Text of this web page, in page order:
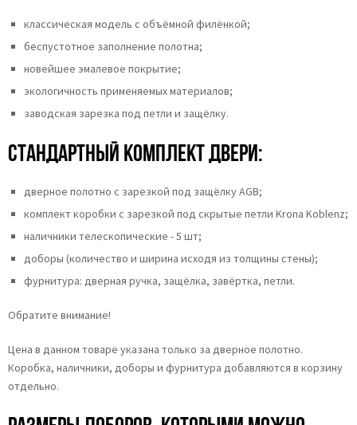
классическая модель с объёмной филёнкой;
беспустотное заполнение полотна;
новейшее эмалевое покрытие;
экологичность применяемых материалов;
заводская зарезка под петли и защёлку.
Стандартный комплект двери:
дверное полотно с зарезкой под защёлку AGB;
комплект коробки с зарезкой под скрытые петли Krona Koblenz;
наличники телескопические - 5 шт;
доборы (количество и ширина исходя из толщины стены);
фурнитура: дверная ручка, защёлка, завёртка, петли.
Обратите внимание!
Цена в данном товаре указана только за дверное полотно.
Коробка, наличники, доборы и фурнитура добавляются в корзину
отдельно.